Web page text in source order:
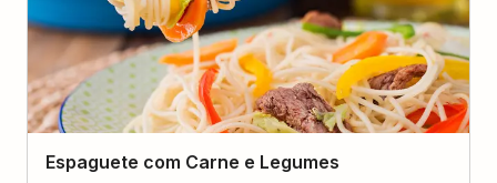
Espaguete com Carne e Legumes